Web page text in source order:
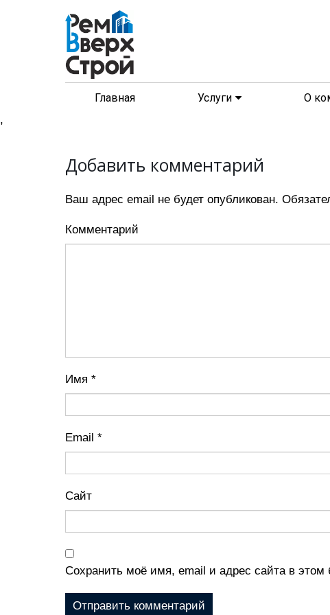
Главная Услуги О
,
Добавить комментарий
Ваш адрес email не будет опубликован.
Комментарий
Имя *
Email *
Сайт
Сохранить моё имя, email и адрес сайта в